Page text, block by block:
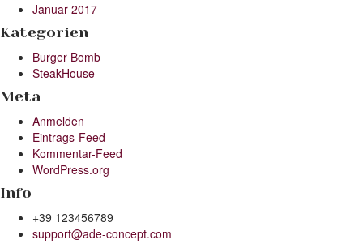
Januar 2017
Kategorien
Burger Bomb
SteakHouse
Meta
Anmelden
Eintrags-Feed
Kommentar-Feed
WordPress.org
Info
+39 123456789
support@ade-concept.com